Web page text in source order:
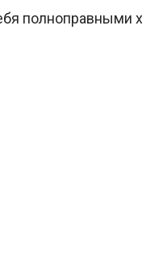
полноправными